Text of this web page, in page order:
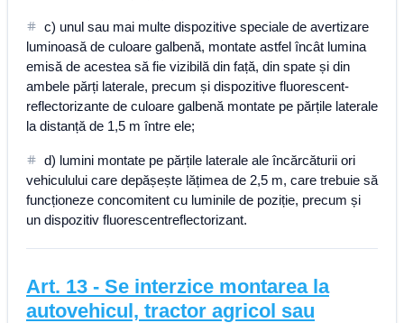
c) unul sau mai multe dispozitive speciale de avertizare
luminoasă de culoare galbenă, montate astfel încât lumina
emisă de acestea să fie vizibilă din față, din spate și din
ambele părți laterale, precum și dispozitive fluorescent-
reflectorizante de culoare galbenă montate pe părțile laterale
la distanță de 1,5 m între ele;
d) lumini montate pe părțile laterale ale încărcăturii ori
vehiculului care depășește lățimea de 2,5 m, care trebuie să
funcționeze concomitent cu luminile de poziție, precum și
un dispozitiv fluorescentreflectorizant.
Art. 13 - Se interzice montarea la
autovehicul, tractor agricol sau